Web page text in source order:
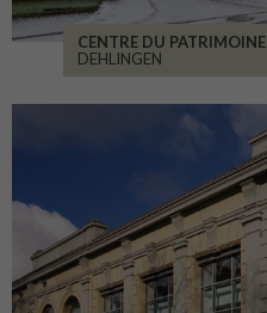
CENTRE DU PATRIMOINE
DEHLINGEN